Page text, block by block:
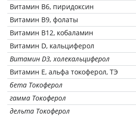
Витамин В6, пиридоксин
Витамин В9, фолаты
Витамин В12, кобаламин
Витамин D, кальциферол
Витамин D3, холекальциферол
Витамин Е, альфа токоферол, ТЭ
бета Токоферол
гамма Токоферол
дельта Токоферол